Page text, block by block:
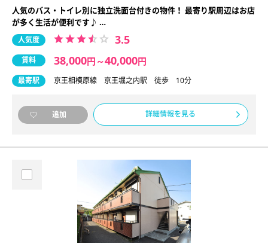
人気のバス・トイレ別に独立洗面台付きの物件！ 最寄り駅周辺はお店
が多く生活が便利です♪ …
人気度 3.5
賃料 38,000円 ～40,000円
最寄駅 京王相模原線 京王堀之内駅 徒歩 10分
追加 詳細情報を見る